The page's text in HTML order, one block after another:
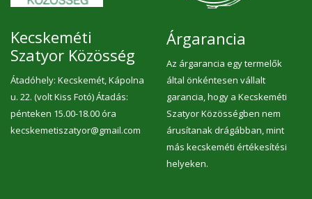
Kecskeméti
Szatyor Közösség
Átadóhely: Kecskemét, Kápolna
u. 22. (volt Kiss Fotó) Átadás:
pénteken 15.00-18.00 óra
kecskemetiszatyor@gmail.com
Árgarancia
Az árgarancia egy termelők
által önkéntesen vállalt
garancia, hogy a Kecskeméti
Szatyor Közösségben nem
árusítanak drágábban, mint
más kecskeméti értékesítési
helyeken.